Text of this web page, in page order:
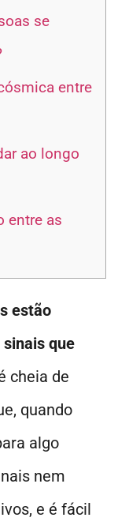
se
entre
ao longo
entre as
estão
que
cheia de
quando
algo
nem
e é fácil